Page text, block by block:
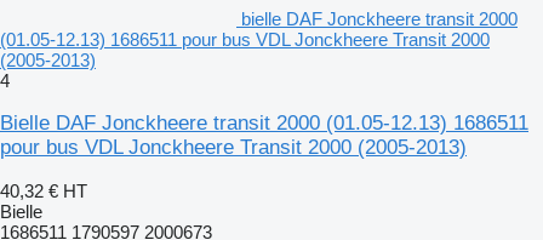
bielle DAF Jonckheere transit 2000
(01.05-12.13) 1686511 pour bus VDL Jonckheere Transit 2000
(2005-2013)
4
Bielle DAF Jonckheere transit 2000 (01.05-12.13) 1686511
pour bus VDL Jonckheere Transit 2000 (2005-2013)
40,32 € HT
Bielle
1686511 1790597 2000673